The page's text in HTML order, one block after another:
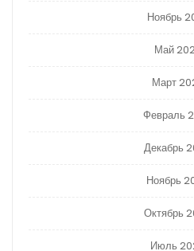
Ноябрь
Май
Март
Февраль
Декабрь
Ноябрь
Октябрь
Июль